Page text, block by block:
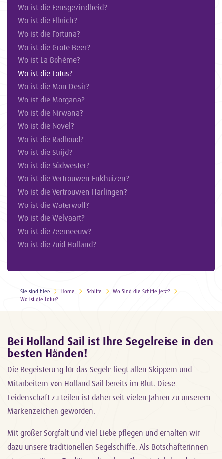
Wo ist die Eensgezindheid?
Wo ist die Elbrich?
Wo ist die Fortuna?
Wo ist die Grote Beer?
Wo ist La Bohème?
Wo ist die Lotus?
Wo ist die Mon Desir?
Wo ist die Morgana?
Wo ist die Nirwana?
Wo ist die Novel?
Wo ist die Radboud?
Wo ist die Strijd?
Wo ist die Sûdwester?
Wo ist die Vertrouwen Enkhuizen?
Wo ist die Vertrouwen Harlingen?
Wo ist die Waterwolf?
Wo ist die Welvaart?
Wo ist die Zeemeeuw?
Wo ist die Zuid Holland?
Sie sind hier: Home Schiffe
Wo Sind die Schiffe jetzt?
Wo ist die Lotus?
Bei Holland Sail ist Ihre Segelreise in den
besten Händen!
Die Begeisterung für das Segeln liegt allen Skippern und
Mitarbeitern von Holland Sail bereits im Blut. Diese
Leidenschaft zu teilen ist daher seit vielen Jahren zu unserem
Markenzeichen geworden.
Mit großer Sorgfalt und viel Liebe pflegen und erhalten wir
dazu unsere traditionellen Segelschiffe. Als Botschafterinnen